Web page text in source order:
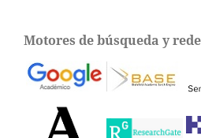
Motores de búsqueda y